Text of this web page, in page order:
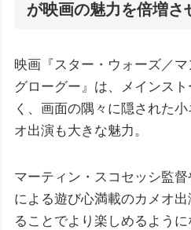
が映画の魅力を倍増さ
映画『スター・ウォーズ／
グローグー』は、メインス
く、画面の隅々に隠された
オ出演も大きな魅力。
マーティン・スコセッシ監
による遊び心満載のカメオ
ることでより楽しめるよう